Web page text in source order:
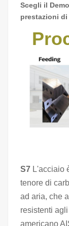
Scegli il D
prestazioni
S7 L'acciaio
tenore di
ad aria, che
resistenti
americano